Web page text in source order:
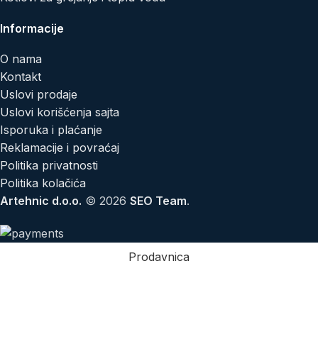
Informacije
O nama
Kontakt
Uslovi prodaje
Uslovi korišćenja sajta
Isporuka i plaćanje
Reklamacije i povraćaj
Politika privatnosti
Politika kolačića
Artehnic d.o.o. © 2026 SEO Team.
Prodavnica